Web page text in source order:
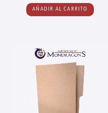
AÑADIR AL CARRITO